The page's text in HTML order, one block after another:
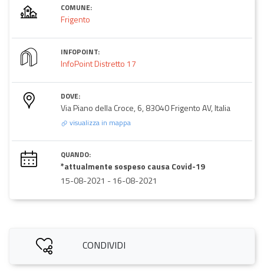
COMUNE:
Frigento
INFOPOINT:
InfoPoint Distretto 17
DOVE:
Via Piano della Croce, 6, 83040 Frigento AV, Italia
visualizza in mappa
QUANDO:
*attualmente sospeso causa Covid-19
15-08-2021 -16-08-2021
CONDIVIDI